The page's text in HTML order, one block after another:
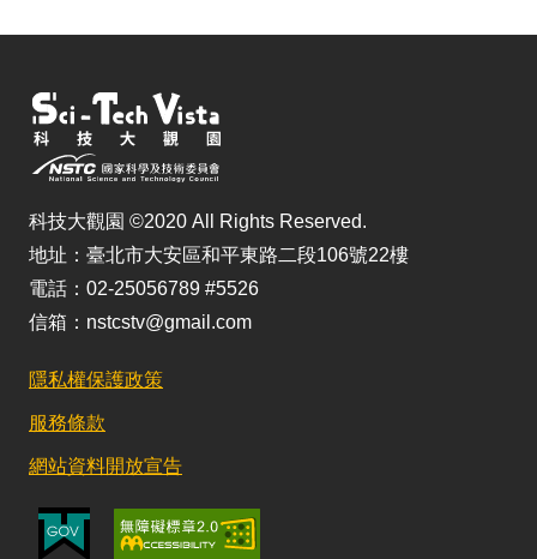
科技大觀園 ©2020 All Rights Reserved.
地址：臺北市大安區和平東路二段106號22樓
電話：02-25056789 #5526
信箱：nstcstv@gmail.com
隱私權保護政策
服務條款
網站資料開放宣告